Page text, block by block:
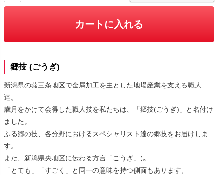
カートに入れる
郷技 (ごうぎ)
新潟県の燕三条地区で金属加工を主とした地場産業を支える職人
達。
歳月をかけて会得した職人技を私たちは、「郷技(ごうぎ)」と名付け
ました。
ふる郷の技、各分野におけるスペシャリスト達の郷技をお届けしま
す。
また、新潟県央地区に伝わる方言「ごうぎ」は
「とても」「すごく」と同一の意味を持つ側面もあります。